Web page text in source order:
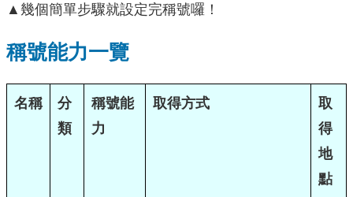
▲幾個簡單步驟就設定完稱號囉！
稱號能力一覽
名稱
分
類
稱號能
力
取得方式
取
得
地
點